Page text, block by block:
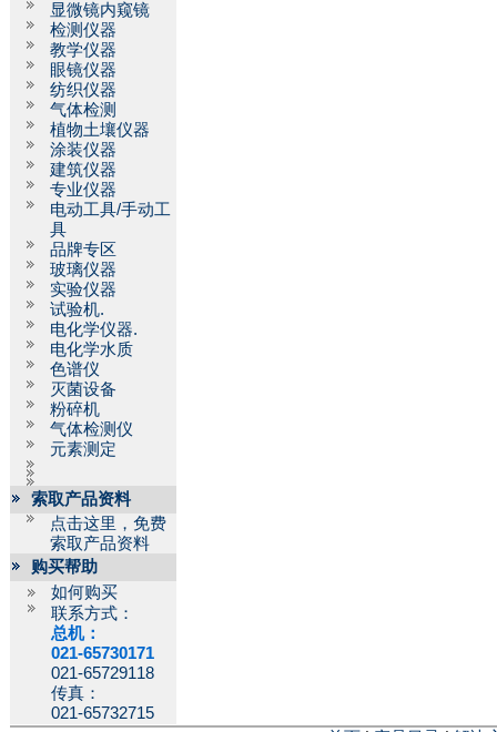
显微镜内窥镜
检测仪器
教学仪器
眼镜仪器
纺织仪器
气体检测
植物土壤仪器
涂装仪器
建筑仪器
专业仪器
电动工具/手动工
具
品牌专区
玻璃仪器
实验仪器
试验机.
电化学仪器.
电化学水质
色谱仪
灭菌设备
粉碎机
气体检测仪
元素测定
索取产品资料
点击这里，免费
索取产品资料
购买帮助
如何购买
联系方式：
总机：
021-65730171
021-65729118
传真：
021-65732715